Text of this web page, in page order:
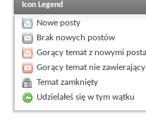
Icon Legend
Nowe posty
Brak nowych postów
Gorący temat z nowymi
Gorący temat nie
Temat zamknięty
Udzielałeś się w tym wątku